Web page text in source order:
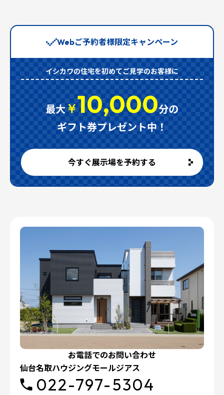
Webご予約者様限定キャンペーン
イシカワの住宅を初めてご見学のお客様に
最大￥10,000分の
ギフト券プレゼント中！
今すぐ展示場を予約する
お電話でのお問い合わせ
仙台名取ハウジングモールジアス
022-797-5304